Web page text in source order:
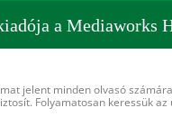
a
jelent minden olvasó
Folyamatosan keressük